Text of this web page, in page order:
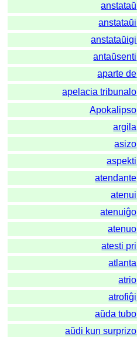
anstataŭ
anstataŭi
anstataŭigi
antaŭsenti
aparte de
apelacia tribunalo
Apokalipso
argila
asizo
aspekti
atendante
atenui
atenuiĝo
atenuo
atesti pri
atlanta
atrio
atrofiĝi
aŭda tubo
aŭdi kun surprizo